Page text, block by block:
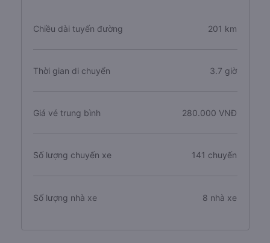
Chiều dài tuyến đường 201 km
Thời gian di chuyển 3.7 giờ
Giá vé trung bình 280.000 VNĐ
Số lượng chuyến xe 141 chuyến
Số lượng nhà xe 8 nhà xe